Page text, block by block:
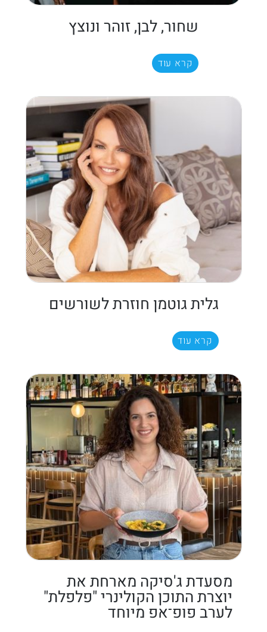
שחור, לבן, זוהר ונוצץ
קרא עוד
גלית גוטמן חוזרת לשורשים
קרא עוד
מסעדת ג'סיקה מארחת את
יוצרת התוכן הקולינרי "פלפלת"
לערב פופ־אפ מיוחד